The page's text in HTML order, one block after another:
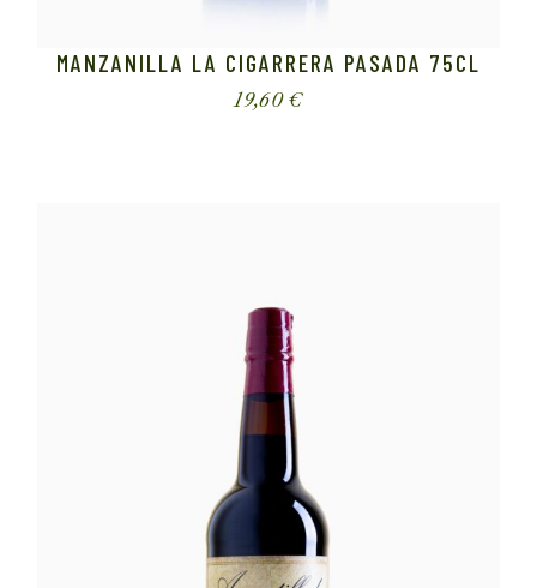
MANZANILLA LA CIGARRERA PASADA 75CL
19,60€